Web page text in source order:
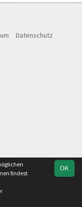
Datenschutz
OK
findest